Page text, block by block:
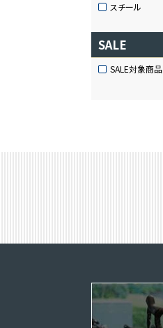
スチール
SALE
SALE対象商品